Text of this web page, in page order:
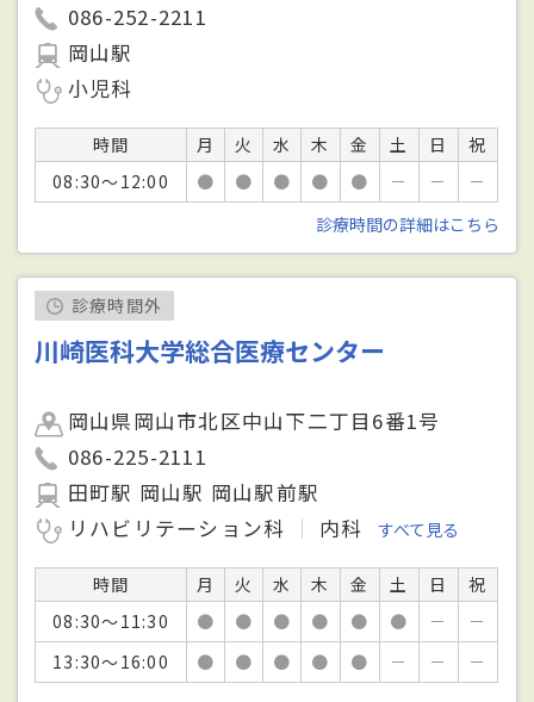
086-252-2211
岡山駅
小児科
時間 月 火 水 木 金 土 日
祝
08:30～12:00
● ● ● ● ● － －
－
診療時間の詳細はこちら
診療時間外
川崎医科大学総合医療センター
岡山県岡山市北区中山下二丁目6番1号
086-225-2111
田町駅 岡山駅 岡山駅前駅
リハビリテーション科
内科 すべて見る
時間 月 火 水 木 金 土 日
祝
08:30～11:30
● ● ● ● ● ● －
－
13:30～16:00
● ● ● ● ● － － －